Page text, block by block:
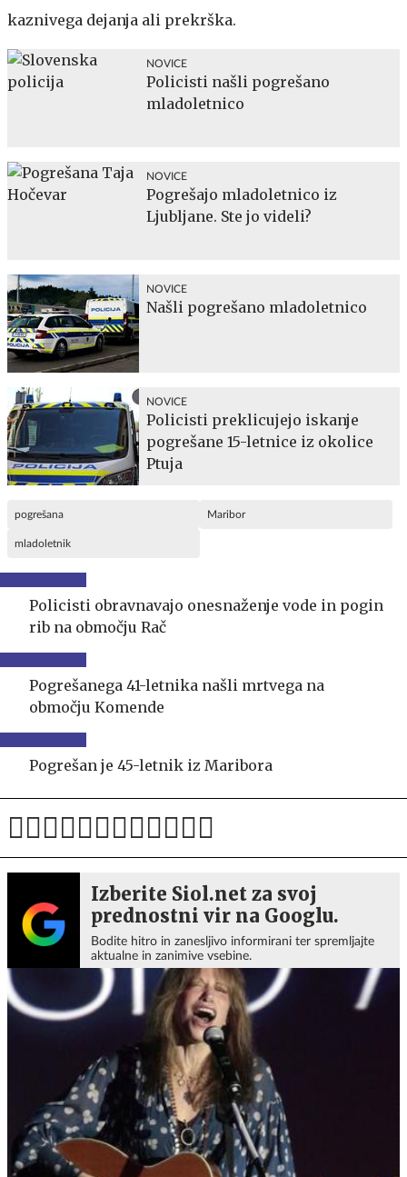
kaznivega dejanja ali prekrška.
NOVICE
Policisti našli pogrešano
mladoletnico
NOVICE
Pogrešajo mladoletnico iz
Ljubljane. Ste jo videli?
NOVICE
Našli pogrešano mladoletnico
NOVICE
Policisti preklicujejo iskanje
pogrešane 15-letnice iz okolice
Ptuja
pogrešana Maribor
mladoletnik
Policisti obravnavajo onesnaženje vode in pogin
rib na območju Rač
Pogrešanega 41-letnika našli mrtvega na
območju Komende
Pogrešan je 45-letnik iz Maribora
Izberite Siol.net za svoj
prednostni vir na Googlu.
Bodite hitro in zanesljivo informirani ter spremljajte
aktualne in zanimive vsebine.